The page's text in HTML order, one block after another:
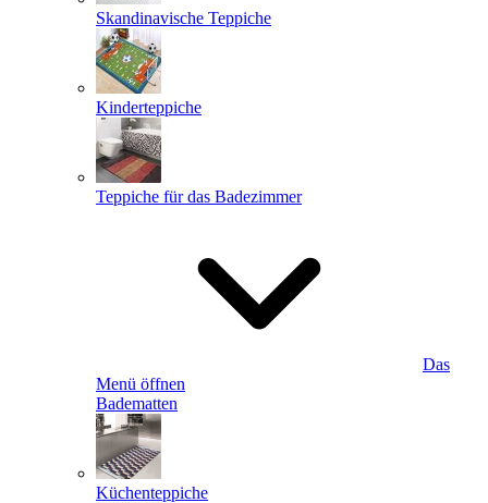
Skandinavische Teppiche
Kinderteppiche
Teppiche für das Badezimmer
Das
Menü öffnen
Badematten
Küchenteppiche